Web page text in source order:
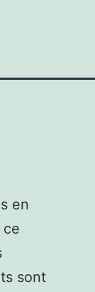
en
ce
sont